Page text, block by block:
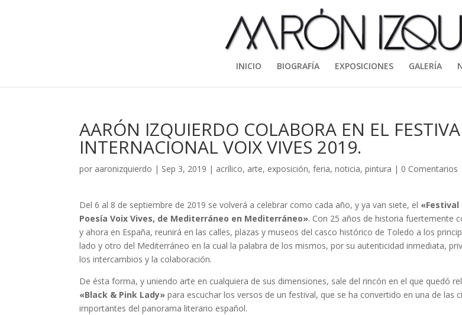
INICIO BIOGRAFÍA EXPOSICIONES GALERÍA
AARÓN IZQUIERDO COLABORA EN EL
INTERNACIONAL VOIX VIVES 2019.
por aaronizquierdo | Sep 3, 2019 | acrílico, arte, exposición,feria,noticia,pintura | 0 Comentarios
Del 6 al 8 de septiembre de 2019 se volverá a celebrar como cada año, y ya van siete, el
Poesía Voix Vives, de Mediterráneo en Mediterráneo». Con 25 años de historia fuertemente
y ahora en España, reunirá en las calles, plazas y museos del casco histórico de Toledo a los
lado y otro del Mediterráneo en la cual la palabra de los mismos, por su autenticidad inmediata,
los intercambios y la colaboración.
De ésta forma, y uniendo arte en cualquiera de sus dimensiones, sale del rincón en el que quedó
«Black & Pink Lady» para escuchar los versos de un festival, que se ha convertido en una de las
importantes del panorama literario español.